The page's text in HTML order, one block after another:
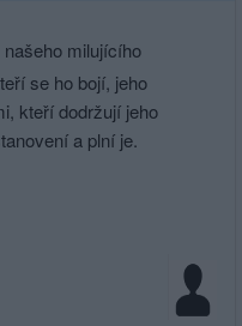
milujícího
se ho bojí, jeho
kteří dodržují jeho
a plní je.